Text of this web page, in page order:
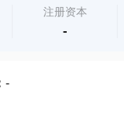
注册资本
-
-